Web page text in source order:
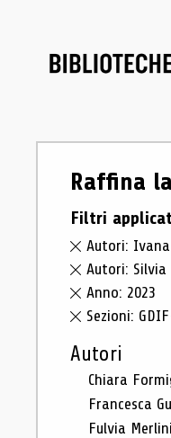
Raffina
Filtri
Autori:
Autori: Silvia
Anno: 2023
Sezioni:
Autori
Chiara
Francesca
Fulvia Merlini